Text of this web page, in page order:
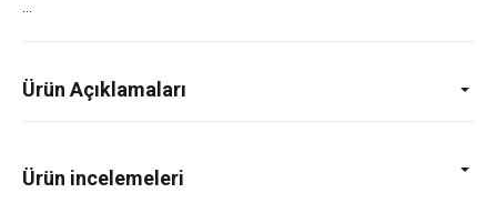
Ürün Açıklamaları